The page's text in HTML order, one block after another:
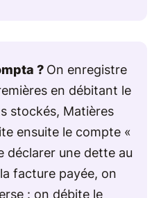
? On enregistre
en débitant le
stockés, Matières
ensuite le compte «
déclarer une dette au
facture payée, on
: on débite le